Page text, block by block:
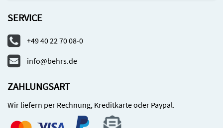
SERVICE
+49 40 22 70 08-0
info@behrs.de
ZAHLUNGSART
Wir liefern per Rechnung, Kreditkarte oder Paypal.